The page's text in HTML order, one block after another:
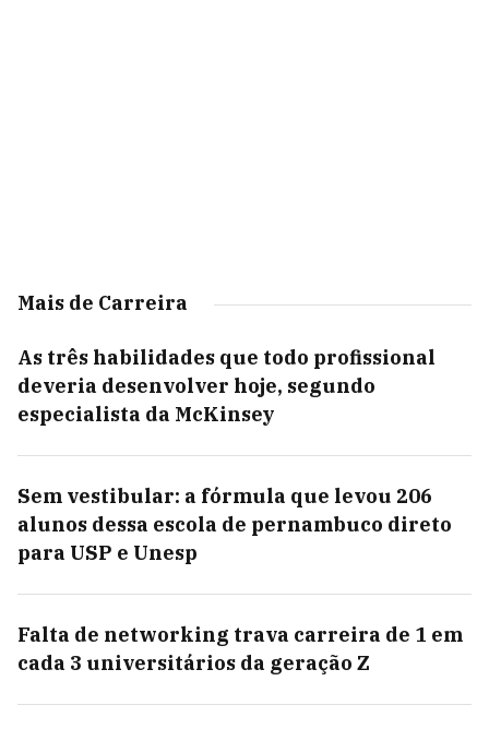
Mais de Carreira
As três habilidades que todo profissional
deveria desenvolver hoje, segundo
especialista da McKinsey
Sem vestibular: a fórmula que levou 206
alunos dessa escola de pernambuco direto
para USP e Unesp
Falta de networking trava carreira de 1 em
cada 3 universitários da geração Z